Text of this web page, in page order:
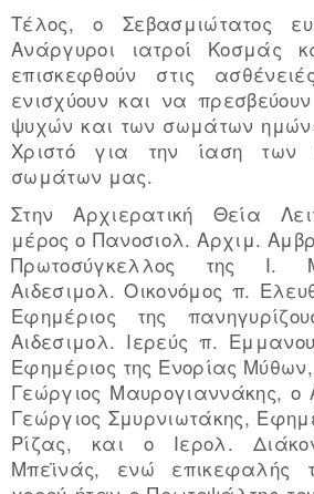
Τέλος, ο Σεβασμιώτατος
Ανάργυροι ιατροί Κοσμάς
επισκεφθούν στις
ενισχύουν και να
ψυχών και των σωμάτων
Χριστό για την ίαση
σωμάτων μας.
Στην Αρχιερατική Θεία
μέρος ο Πανοσιολ. Αρχιμ.
Πρωτοσύγκελλος της Ι.
Αιδεσιμολ. Οικονόμος π.
Εφημέριος της
Αιδεσιμολ. Ιερεύς π.
Εφημέριος της Ενορίας Μύθων,
Γεώργιος Μαυρογιαννάκης, ο
Γεώργιος Σμυρνιωτάκης,
Ρίζας, και ο Ιερολ.
Μπεϊνάς, ενώ επικεφαλής